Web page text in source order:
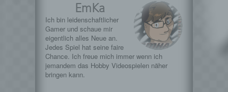
EmKa
Ich bin leidenschaftlicher
Gamer und schaue mir
eigentlich alles Neue an.
Jedes Spiel hat seine faire
Chance. Ich freue mich immer wenn ich
jemandem das Hobby Videospielen näher
bringen kann.
bestimmten Untersuchungsauftrags nach
dem Unionsrecht oder dem Recht der
Mitgliedstaaten möglicherweise
personenbezogene Daten erhalten, gelten
jedoch nicht als Empfänger.
j) Dritter
Dritter ist eine natürliche oder juristische